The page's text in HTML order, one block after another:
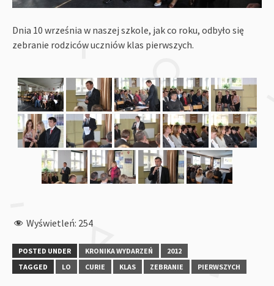
Dnia 10 września w naszej szkole, jak co roku, odbyło się
zebranie rodziców uczniów klas pierwszych.
Wyświetleń: 254
POSTED UNDER KRONIKA WYDARZEŃ
2012
TAGGED
LO CURIE KLAS ZEBRANIE PIERWSZYCH